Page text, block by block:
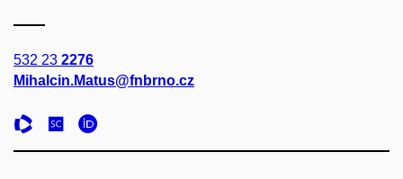
532 23 2276
Mihalcin.Matus@fnbrno.cz